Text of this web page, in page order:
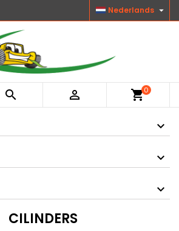
Nederlands 
  shopping_cart0
CILINDERS